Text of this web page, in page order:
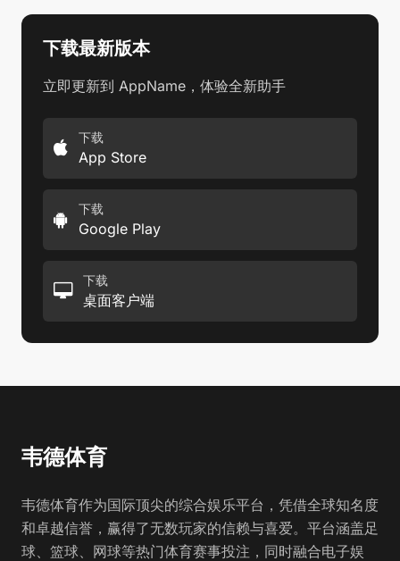
下载最新版本
立即更新到 AppName，体验全新助手
下载
App Store
下载
Google Play
下载
桌面客户端
韦德体育
韦德体育作为国际顶尖的综合娱乐平台，凭借全球知名度
和卓越信誉，赢得了无数玩家的信赖与喜爱。平台涵盖足
球、篮球、网球等热门体育赛事投注，同时融合电子娱